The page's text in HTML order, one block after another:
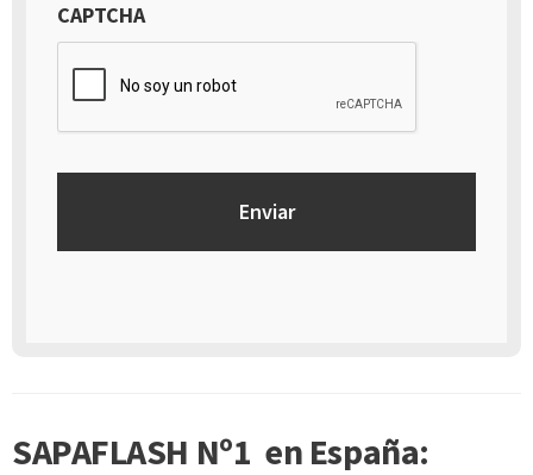
de carácter personal, así como a la retirada del consentimiento
prestado para el tratamiento de los mismos, mediante escrito
dirigido a la dirección Calle Italia núm. 1 Alfaz del Pí (03580),
Alicante - España
CAPTCHA
SAPAFLASH Nº1 en España: